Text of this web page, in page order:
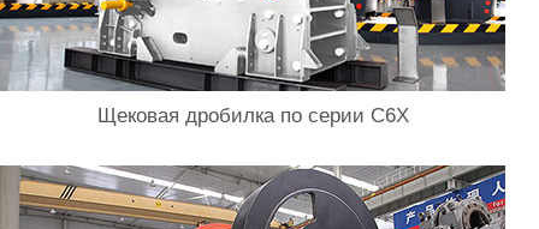
Щековая дробилка по серии C6X